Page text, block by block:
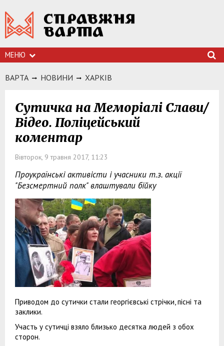
МЕНЮ
ВАРТА НОВИНИ ХАРКIВ
Сутичка на Меморіалі Слави/
Відео. Поліцейський
коментар
Вівторок, 9 травня 2017, 11:23
Проукраїнські активісти і учасники т.з. акції
"Безсмертний полк" влаштували бійку
Приводом до сутички стали георгієвські стрічки, пісні та
заклики.
Участь у сутичці взяло близько десятка людей з обох
сторон.